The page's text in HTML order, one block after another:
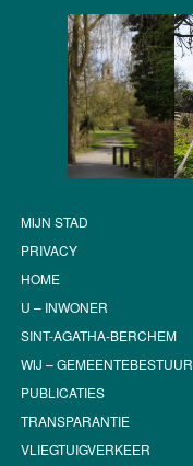
MIJN STAD
PRIVACY
HOME
U – INWONER
SINT-AGATHA-BERCHEM
WIJ – GEMEENTEBESTUUR
PUBLICATIES
TRANSPARANTIE
VLIEGTUIGVERKEER